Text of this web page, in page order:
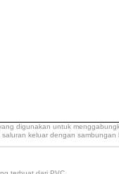
digunakan untuk
saluran keluar dengan sambungan